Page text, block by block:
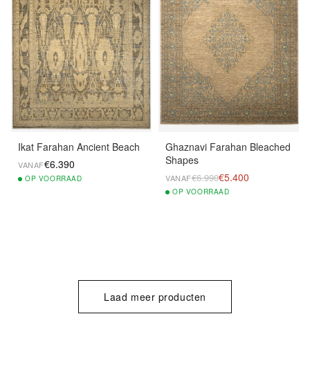
Ikat Farahan Ancient Beach
VANAF€6.390
OP VOORRAAD
Ghaznavi Farahan Bleached
Shapes
VANAF€6.990€5.400
OP VOORRAAD
Laad meer producten